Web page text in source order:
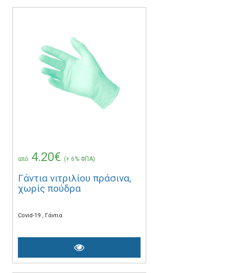
από 4.20€ (+ 6% ΦΠΑ)
Γάντια νιτριλίου πράσινα,
χωρίς πούδρα
Covid-19 Γάντια